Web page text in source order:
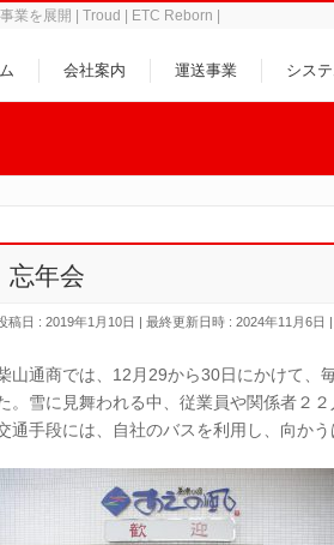
業を展開 | Troud | ETC Reborn |
会社案内 運送事業 シス
忘年会
稿日 : 2019年1月10日 最終更新日時 : 2024年11月6日
山通商では、12月29から30日にかけて、
。雪に見舞われる中、従業員や関係者２２
通手段には、自社のバスを利用し、向か